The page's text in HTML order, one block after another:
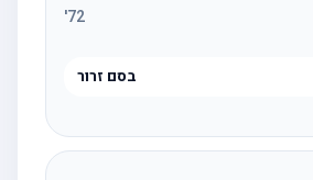
72
'
בסם זרור